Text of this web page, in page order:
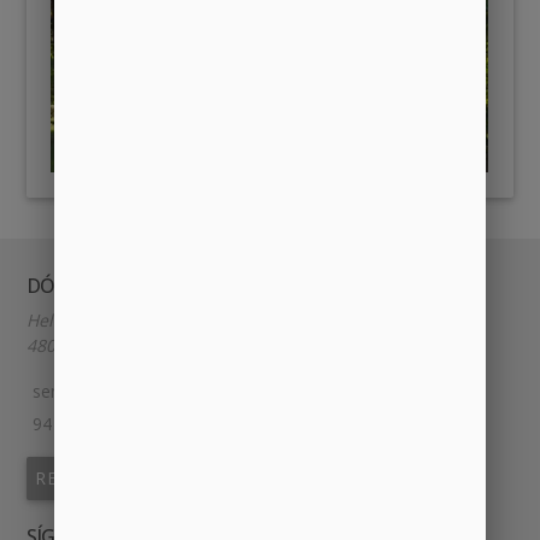
DÓNDE Y CUÁNDO
Heliodoro de la Torre 9
48014, BILBAO, España.
semillabilbao@gmail.com
94 609 85 85
REUNIONES